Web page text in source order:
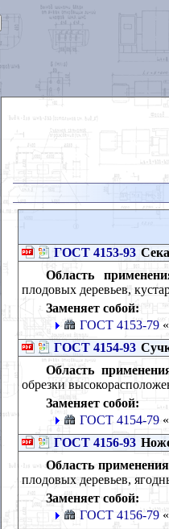
ГОСТ 4153-93
Область
плодовых деревьев,
Заменяет собой:
ГОСТ 4153-79
ГОСТ 4154-93
Область
обрезки
Заменяет собой:
ГОСТ 4154-79
ГОСТ 4156-93
Область
плодовых деревьев,
Заменяет собой:
ГОСТ 4156-79